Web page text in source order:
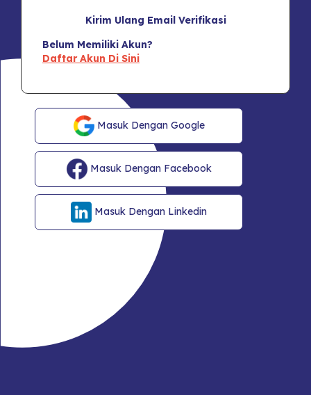
Kirim Ulang Email Verifikasi
Belum Memiliki Akun?
Daftar Akun Di Sini
Masuk Dengan Google
Masuk Dengan Facebook
Masuk Dengan Linkedin